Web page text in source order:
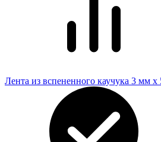
Лента из вспененного каучука 3 мм